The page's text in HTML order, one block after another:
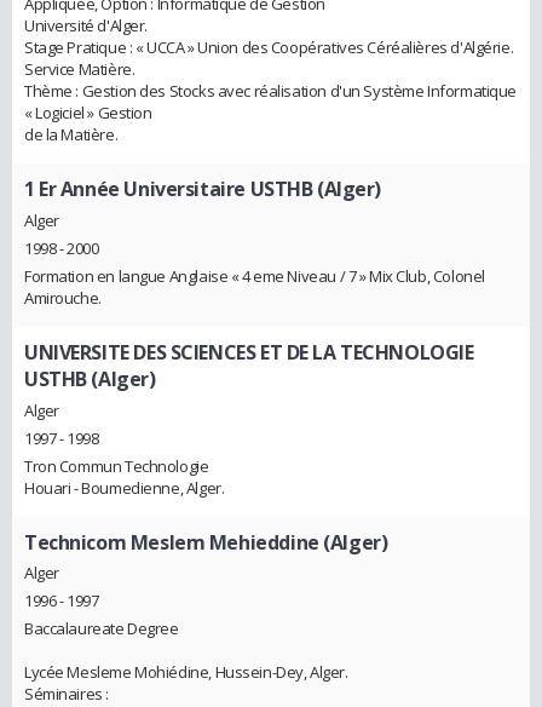
Université d'Alger.
Stage Pratique : « UCCA » Union des Coopératives Céréalières d'Algérie.
Service Matière.
Thème : Gestion des Stocks avec réalisation d'un Système Informatique
« Logiciel » Gestion
de la Matière.
1 Er Année Universitaire USTHB (Alger)
Alger
1998 - 2000
Formation en langue Anglaise « 4 eme Niveau / 7 » Mix Club, Colonel
Amirouche.
UNIVERSITE DES SCIENCES ET DE LA TECHNOLOGIE
USTHB (Alger)
Alger
1997 - 1998
Tron Commun Technologie
Houari - Boumedienne, Alger.
Technicom Meslem Mehieddine (Alger)
Alger
1996 - 1997
Baccalaureate Degree
Lycée Mesleme Mohiédine, Hussein-Dey, Alger.
Séminaires :